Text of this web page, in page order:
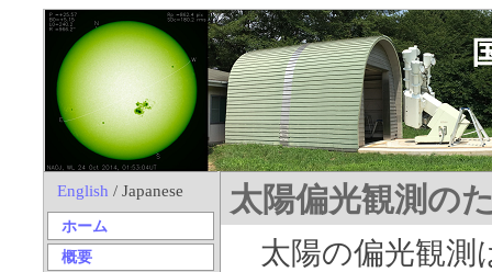
English / Japanese
ホーム
概要
太陽偏光観測の
太陽の偏光観測